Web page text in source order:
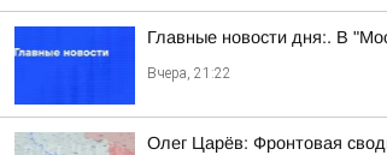
Главные новости дня:. В
Вчера, 21:22
Олег Царёв: Фронтовая